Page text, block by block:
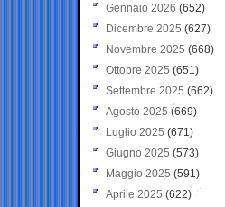
Gennaio 2026 (652)
Dicembre 2025 (627)
Novembre 2025 (668)
Ottobre 2025 (651)
Settembre 2025 (662)
Agosto 2025 (669)
Luglio 2025 (671)
Giugno 2025 (573)
Maggio 2025 (591)
Aprile 2025 (622)